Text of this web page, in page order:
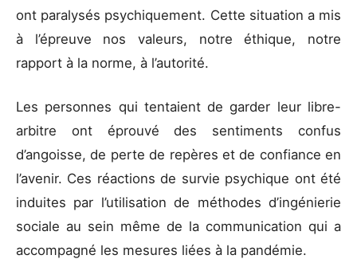
ont paralysés psychiquement. Cette situation a mis
à l’épreuve nos valeurs, notre éthique, notre
rapport à la norme, à l’autorité.
Les personnes qui tentaient de garder leur libre-
arbitre ont éprouvé des sentiments confus
d’angoisse, de perte de repères et de confiance en
l’avenir. Ces réactions de survie psychique ont été
induites par l’utilisation de méthodes d’ingénierie
sociale au sein même de la communication qui a
accompagné les mesures liées à la pandémie.